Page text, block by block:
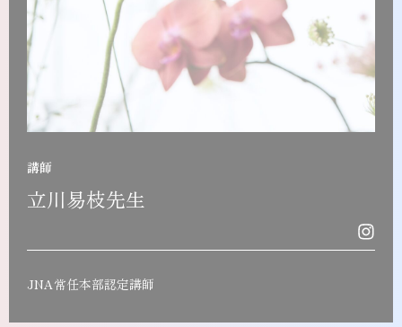
講師
立川易枝先生
JNA常任本部認定講師